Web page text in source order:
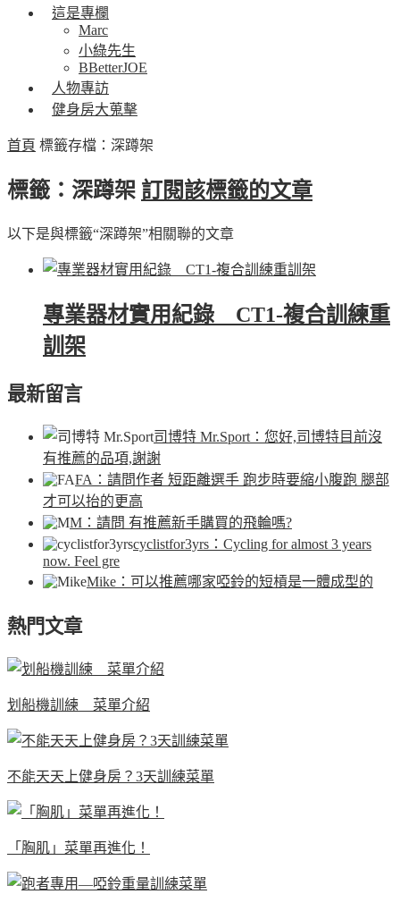
這是專欄
Marc
小綠先生
BBetterJOE
人物專訪
健身房大蒐擊
首頁 標籤存檔：深蹲架
標籤：深蹲架 訂閱該標籤的文章
以下是與標籤“深蹲架”相關聯的文章
專業器材實用紀錄 CT1-複合訓練重
訓架
最新留言
司博特 Mr.Sport ：您好,司博特目前沒
有推薦的品項,謝謝
FA ：請問作者 短距離選手 跑步時要縮小腹跑 腿部
才可以抬的更高
M ：請問 有推薦新手購買的飛輪嗎?
cyclistfor3yrs ：Cycling for almost 3 years
now. Feel gre
Mike ：可以推薦哪家啞鈴的短槓是一體成型的
熱門文章
划船機訓練 菜單介紹
不能天天上健身房？3天訓練菜單
「胸肌」菜單再進化！